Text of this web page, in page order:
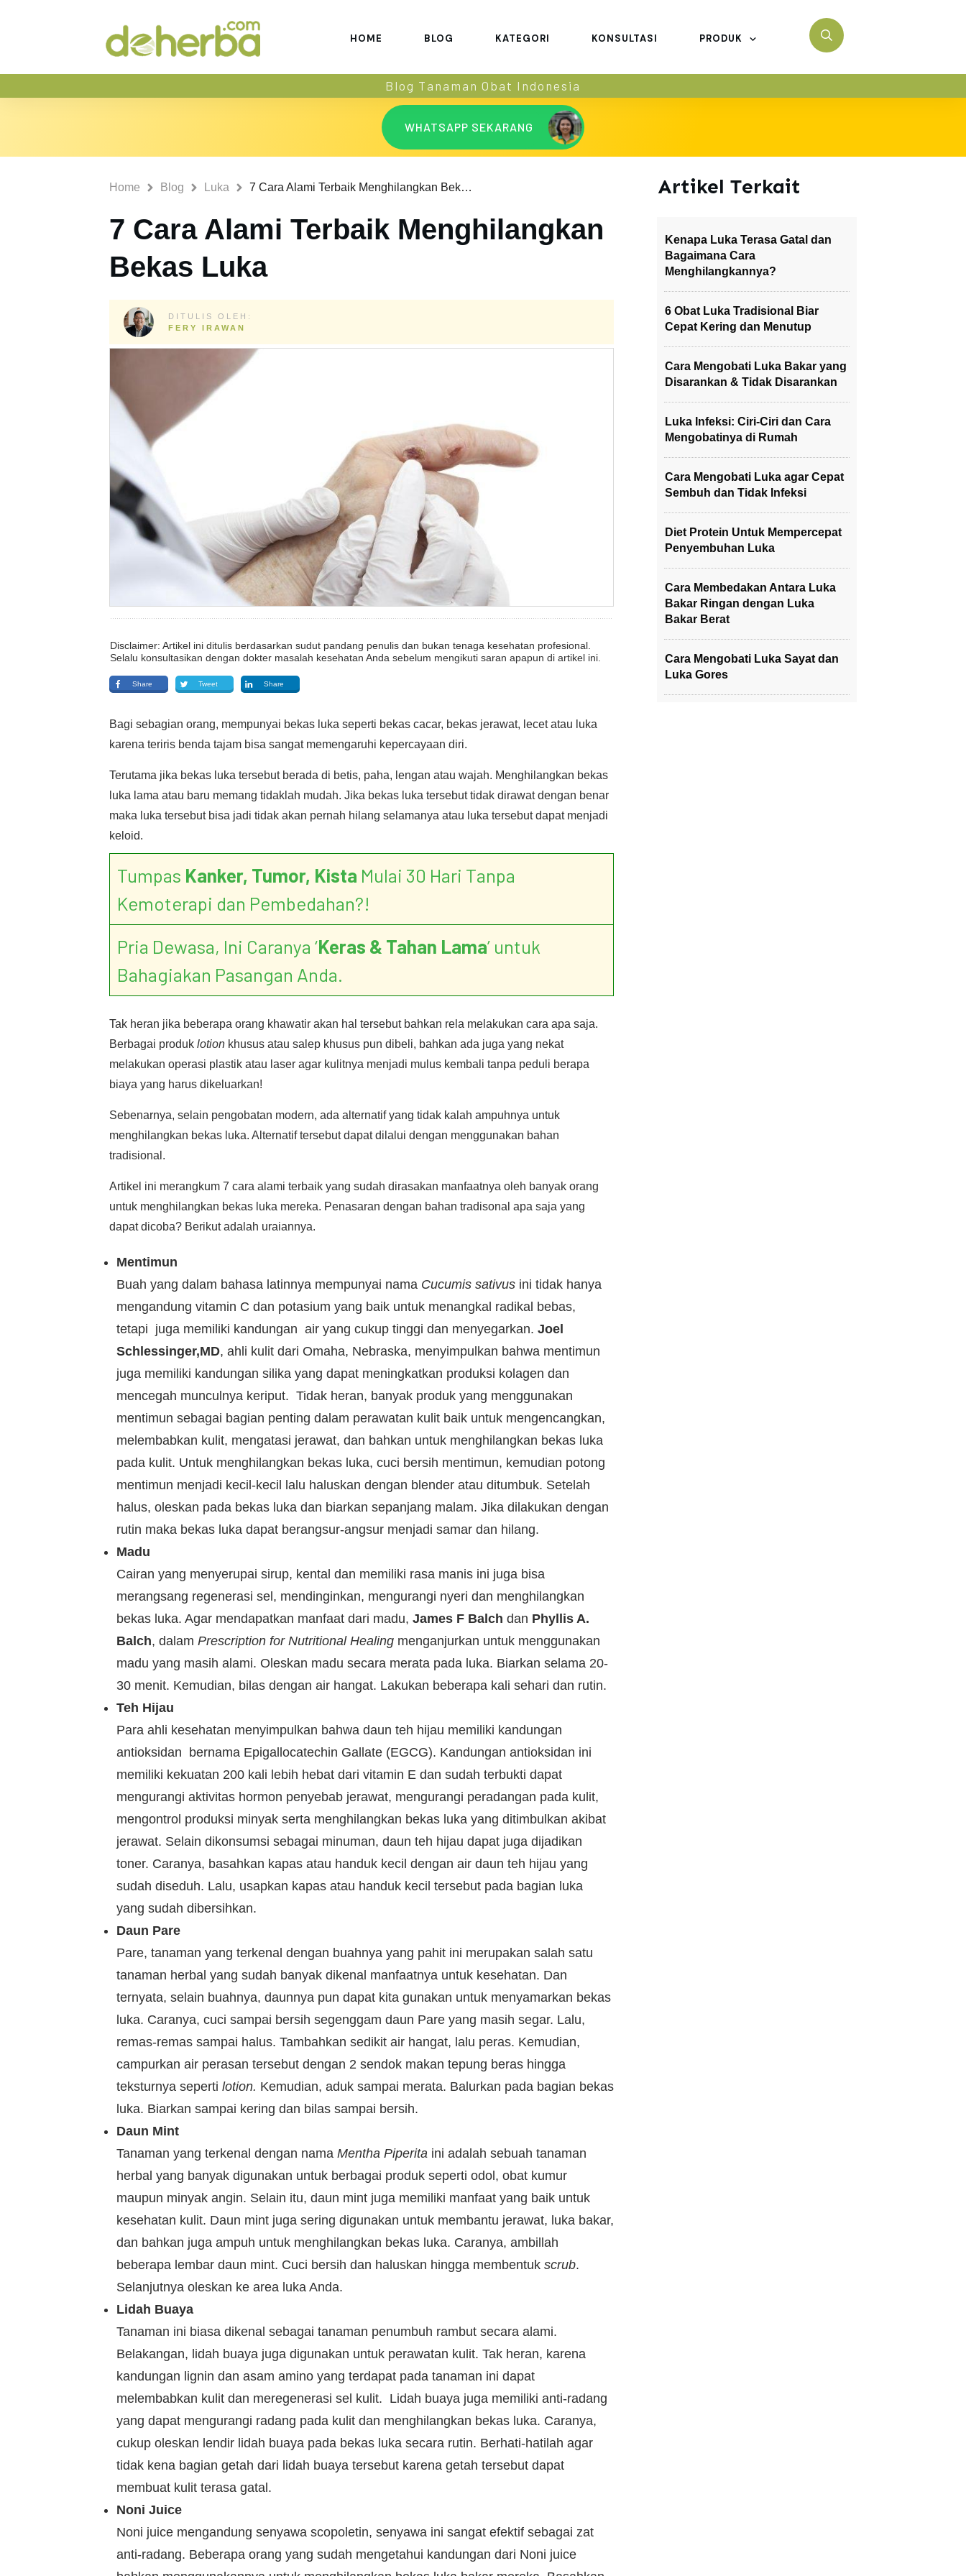
HOME BLOG KATEGORI KONSULTASI PRODUK
Blog Tanaman Obat Indonesia
WHATSAPP SEKARANG
Home Blog Luka 7 Cara Alami Terbaik Menghilangkan Bekas Luka
7 Cara Alami Terbaik Menghilangkan
Bekas Luka
DITULIS OLEH:
FERY IRAWAN
Disclaimer: Artikel ini ditulis berdasarkan sudut pandang penulis dan bukan tenaga kesehatan profesional.
Selalu konsultasikan dengan dokter masalah kesehatan Anda sebelum mengikuti saran apapun di artikel ini.
Share Tweet Share
Bagi sebagian orang, mempunyai bekas luka seperti bekas cacar, bekas jerawat, lecet atau luka
karena teriris benda tajam bisa sangat memengaruhi kepercayaan diri.
Terutama jika bekas luka tersebut berada di betis, paha, lengan atau wajah. Menghilangkan bekas
luka lama atau baru memang tidaklah mudah. Jika bekas luka tersebut tidak dirawat dengan benar
maka luka tersebut bisa jadi tidak akan pernah hilang selamanya atau luka tersebut dapat menjadi
keloid.
Tumpas Kanker, Tumor, Kista Mulai 30 Hari Tanpa
Kemoterapi dan Pembedahan?!
Pria Dewasa, Ini Caranya ‘Keras & Tahan Lama’ untuk
Bahagiakan Pasangan Anda.
Tak heran jika beberapa orang khawatir akan hal tersebut bahkan rela melakukan cara apa saja.
Berbagai produk lotion khusus atau salep khusus pun dibeli, bahkan ada juga yang nekat
melakukan operasi plastik atau laser agar kulitnya menjadi mulus kembali tanpa peduli berapa
biaya yang harus dikeluarkan!
Sebenarnya, selain pengobatan modern, ada alternatif yang tidak kalah ampuhnya untuk
menghilangkan bekas luka. Alternatif tersebut dapat dilalui dengan menggunakan bahan
tradisional.
Artikel ini merangkum 7 cara alami terbaik yang sudah dirasakan manfaatnya oleh banyak orang
untuk menghilangkan bekas luka mereka. Penasaran dengan bahan tradisonal apa saja yang
dapat dicoba? Berikut adalah uraiannya.
Mentimun
Buah yang dalam bahasa latinnya mempunyai nama Cucumis sativus ini tidak hanya
mengandung vitamin C dan potasium yang baik untuk menangkal radikal bebas,
tetapi juga memiliki kandungan air yang cukup tinggi dan menyegarkan. Joel
Schlessinger,MD, ahli kulit dari Omaha, Nebraska, menyimpulkan bahwa mentimun
juga memiliki kandungan silika yang dapat meningkatkan produksi kolagen dan
mencegah munculnya keriput. Tidak heran, banyak produk yang menggunakan
mentimun sebagai bagian penting dalam perawatan kulit baik untuk mengencangkan,
melembabkan kulit, mengatasi jerawat, dan bahkan untuk menghilangkan bekas luka
pada kulit. Untuk menghilangkan bekas luka, cuci bersih mentimun, kemudian potong
mentimun menjadi kecil-kecil lalu haluskan dengan blender atau ditumbuk. Setelah
halus, oleskan pada bekas luka dan biarkan sepanjang malam. Jika dilakukan dengan
rutin maka bekas luka dapat berangsur-angsur menjadi samar dan hilang.
Madu
Cairan yang menyerupai sirup, kental dan memiliki rasa manis ini juga bisa
merangsang regenerasi sel, mendinginkan, mengurangi nyeri dan menghilangkan
bekas luka. Agar mendapatkan manfaat dari madu, James F Balch dan Phyllis A.
Balch, dalam Prescription for Nutritional Healing menganjurkan untuk menggunakan
madu yang masih alami. Oleskan madu secara merata pada luka. Biarkan selama 20-
30 menit. Kemudian, bilas dengan air hangat. Lakukan beberapa kali sehari dan rutin.
Teh Hijau
Para ahli kesehatan menyimpulkan bahwa daun teh hijau memiliki kandungan
antioksidan bernama Epigallocatechin Gallate (EGCG). Kandungan antioksidan ini
memiliki kekuatan 200 kali lebih hebat dari vitamin E dan sudah terbukti dapat
mengurangi aktivitas hormon penyebab jerawat, mengurangi peradangan pada kulit,
mengontrol produksi minyak serta menghilangkan bekas luka yang ditimbulkan akibat
jerawat. Selain dikonsumsi sebagai minuman, daun teh hijau dapat juga dijadikan
toner. Caranya, basahkan kapas atau handuk kecil dengan air daun teh hijau yang
sudah diseduh. Lalu, usapkan kapas atau handuk kecil tersebut pada bagian luka
yang sudah dibersihkan.
Daun Pare
Pare, tanaman yang terkenal dengan buahnya yang pahit ini merupakan salah satu
tanaman herbal yang sudah banyak dikenal manfaatnya untuk kesehatan. Dan
ternyata, selain buahnya, daunnya pun dapat kita gunakan untuk menyamarkan bekas
luka. Caranya, cuci sampai bersih segenggam daun Pare yang masih segar. Lalu,
remas-remas sampai halus. Tambahkan sedikit air hangat, lalu peras. Kemudian,
campurkan air perasan tersebut dengan 2 sendok makan tepung beras hingga
teksturnya seperti lotion. Kemudian, aduk sampai merata. Balurkan pada bagian bekas
luka. Biarkan sampai kering dan bilas sampai bersih.
Daun Mint
Tanaman yang terkenal dengan nama Mentha Piperita ini adalah sebuah tanaman
herbal yang banyak digunakan untuk berbagai produk seperti odol, obat kumur
maupun minyak angin. Selain itu, daun mint juga memiliki manfaat yang baik untuk
kesehatan kulit. Daun mint juga sering digunakan untuk membantu jerawat, luka bakar,
dan bahkan juga ampuh untuk menghilangkan bekas luka. Caranya, ambillah
beberapa lembar daun mint. Cuci bersih dan haluskan hingga membentuk scrub.
Selanjutnya oleskan ke area luka Anda.
Lidah Buaya
Tanaman ini biasa dikenal sebagai tanaman penumbuh rambut secara alami.
Belakangan, lidah buaya juga digunakan untuk perawatan kulit. Tak heran, karena
kandungan lignin dan asam amino yang terdapat pada tanaman ini dapat
melembabkan kulit dan meregenerasi sel kulit. Lidah buaya juga memiliki anti-radang
yang dapat mengurangi radang pada kulit dan menghilangkan bekas luka. Caranya,
cukup oleskan lendir lidah buaya pada bekas luka secara rutin. Berhati-hatilah agar
tidak kena bagian getah dari lidah buaya tersebut karena getah tersebut dapat
membuat kulit terasa gatal.
Noni Juice
Noni juice mengandung senyawa scopoletin, senyawa ini sangat efektif sebagai zat
anti-radang. Beberapa orang yang sudah mengetahui kandungan dari Noni juice
Artikel Terkait
Kenapa Luka Terasa Gatal dan
Bagaimana Cara
Menghilangkannya?
6 Obat Luka Tradisional Biar
Cepat Kering dan Menutup
Cara Mengobati Luka Bakar yang
Disarankan & Tidak Disarankan
Luka Infeksi: Ciri-Ciri dan Cara
Mengobatinya di Rumah
Cara Mengobati Luka agar Cepat
Sembuh dan Tidak Infeksi
Diet Protein Untuk Mempercepat
Penyembuhan Luka
Cara Membedakan Antara Luka
Bakar Ringan dengan Luka
Bakar Berat
Cara Mengobati Luka Sayat dan
Luka Gores